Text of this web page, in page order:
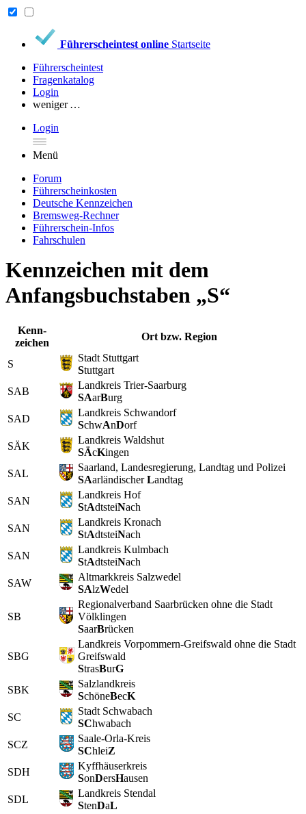
Führerscheintest online Startseite
Führerscheintest
Fragenkatalog
Login
weniger …
Login
Menü
Forum
Führerscheinkosten
Deutsche Kennzeichen
Bremsweg-Rechner
Führerschein-Infos
Fahrschulen
Kennzeichen mit dem
Anfangsbuchstaben „S“
Kenn­
zeichen
Ort bzw. Region
S
Stadt Stuttgart
Stuttgart
SAB
Landkreis Trier-Saarburg
SAarBurg
SAD
Landkreis Schwandorf
SchwAnDorf
SÄK
Landkreis Waldshut
SÄcKingen
SAL
Saarland, Landesregierung, Landtag und Polizei
SAarländischerLandtag
SAN
Landkreis Hof
StAdtsteiNach
SAN
Landkreis Kronach
StAdtsteiNach
SAN
Landkreis Kulmbach
StAdtsteiNach
SAW
Altmarkkreis Salzwedel
SAlzWedel
SB
Regionalverband Saarbrücken ohne die Stadt
Völklingen
SaarBrücken
SBG
Landkreis Vorpommern-Greifswald ohne die Stadt
Greifswald
StrasBurG
SBK
Salzlandkreis
SchöneBecK
SC
Stadt Schwabach
SChwabach
SCZ
Saale-Orla-Kreis
SChleiZ
SDH
Kyffhäuserkreis
SonDersHausen
SDL
Landkreis Stendal
StenDaL